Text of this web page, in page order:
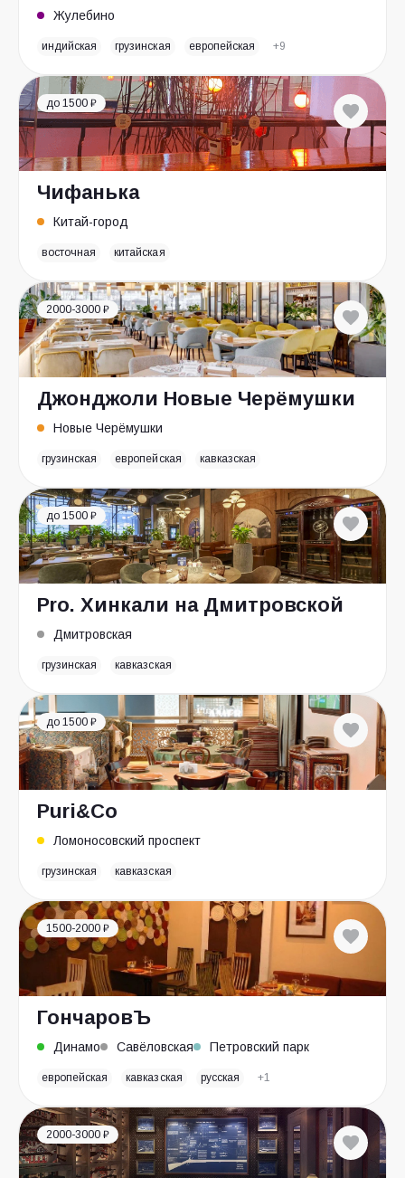
Жулебино
индийская грузинская европейская +9
до 1500 ₽
Чифанька
Китай-город
восточная китайская
2000-3000 ₽
Джонджоли Новые Черёмушки
Новые Черёмушки
грузинская европейская кавказская
до 1500 ₽
Pro. Хинкали на Дмитровской
Дмитровская
грузинская кавказская
до 1500 ₽
Puri&Co
Ломоносовский проспект
грузинская кавказская
1500-2000 ₽
ГончаровЪ
Динамо Савёловская Петровский парк
европейская кавказская русская +1
2000-3000 ₽